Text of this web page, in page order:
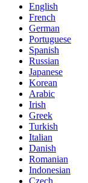
English
French
German
Portuguese
Spanish
Russian
Japanese
Korean
Arabic
Irish
Greek
Turkish
Italian
Danish
Romanian
Indonesian
Czech